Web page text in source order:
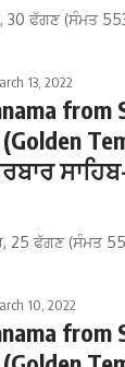
30 ਫੱਗਣ (ਸੰਮਤ
13, 2022
from
25 ਫੱਗਣ (ਸੰਮਤ
10, 2022
from